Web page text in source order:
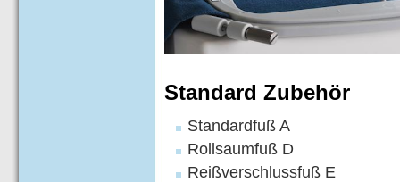
Standard Zubehör
Standardfuß A
Rollsaumfuß D
Reißverschlussfuß E